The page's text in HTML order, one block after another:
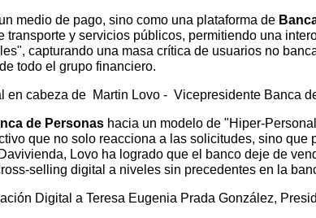
medio de pago, sino como una plataforma de
transporte y servicios públicos, permitiendo una
capturando una masa crítica de usuarios no
todo el grupo financiero.
en cabeza de Martin Lovo - Vicepresidente Banca
de Personas hacia un modelo de "Hiper-
que no solo reacciona a las solicitudes, sino
Lovo ha logrado que el banco deje de
selling digital a niveles sin precedentes en la
Digital a Teresa Eugenia Prada González,